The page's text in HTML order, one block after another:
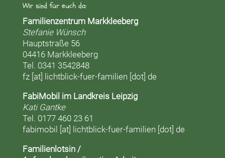
Wir sind für euch da:
Familienzentrum Markkleeberg
Stefanie Wünsch
Hauptstraße 56
04416 Markkleeberg
Tel. 0341 3542848
fz [at] lichtblick-fuer-familien [dot] de
FabiMobil im Landkreis Leipzig
Kati Gantke
Tel. 0177 460 23 61
fabimobil [at] lichtblick-fuer-familien [dot] de
Familienlotsin /